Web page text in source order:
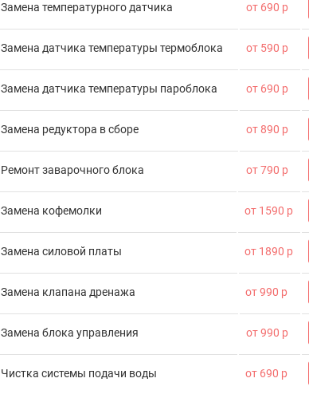
Замена температурного датчика от 690 р
Замена датчика температуры термоблока от 590 р
Замена датчика температуры пароблока от 690 р
Замена редуктора в сборе от 890 р
Ремонт заварочного блока от 790 р
Замена кофемолки от 1590 р
Замена силовой платы от 1890 р
Замена клапана дренажа от 990 р
Замена блока управления от 990 р
Чистка системы подачи воды от 690 р